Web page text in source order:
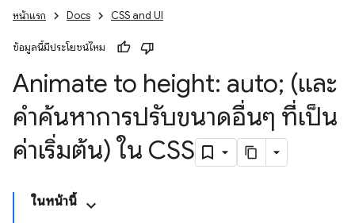
หน้าแรก Docs CSS and UI
ข้อมูลนี้มีประโยชน์ไหม
Animate to height: auto; (และ
คำค้นหาการปรับขนาดอื่นๆ ที่เป็น
ค่าเริ่มต้น) ใน CSS
ในหน้านี้